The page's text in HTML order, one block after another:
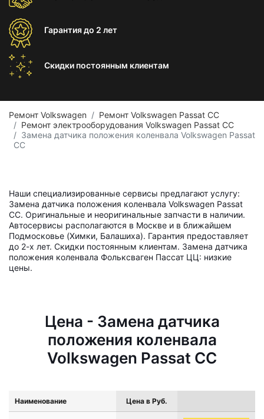
Гарантиядо 2 лет
Скидки постоянным клиентам
Ремонт Volkswagen
Ремонт Volkswagen Passat CC
Ремонт электрооборудования Volkswagen Passat CC
Замена датчика положения коленвала Volkswagen Passat
CC
Наши специализированные сервисы предлагают услугу:
Замена датчика положения коленвала Volkswagen Passat
CC. Оригинальные и неоригинальные запчасти в наличии.
Автосервисы располагаются в Москве и в ближайшем
Подмосковье (Химки, Балашиха). Гарантия предоставляет
до 2-х лет. Скидки постоянным клиентам. Замена датчика
положения коленвала Фольксваген Пассат ЦЦ: низкие
цены.
Цена - Замена датчика
положения коленвала
Volkswagen Passat CC
Наименование Цена в Руб.